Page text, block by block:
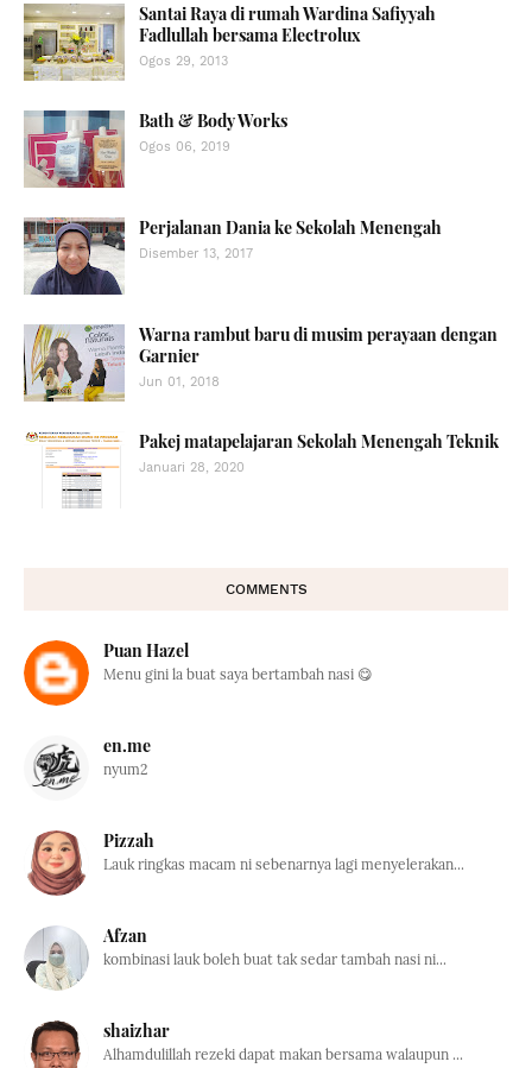
Santai Raya di rumah Wardina Safiyyah
Fadlullah bersama Electrolux
Ogos 29, 2013
Bath & Body Works
Ogos 06, 2019
Perjalanan Dania ke Sekolah Menengah
Disember 13, 2017
Warna rambut baru di musim perayaan dengan
Garnier
Jun 01, 2018
Pakej matapelajaran Sekolah Menengah Teknik
Januari 28, 2020
COMMENTS
Puan Hazel
Menu gini la buat saya bertambah nasi 😋
en.me
nyum2
Pizzah
Lauk ringkas macam ni sebenarnya lagi menyelerakan...
Afzan
kombinasi lauk boleh buat tak sedar tambah nasi ni...
shaizhar
Alhamdulillah rezeki dapat makan bersama walaupun ...